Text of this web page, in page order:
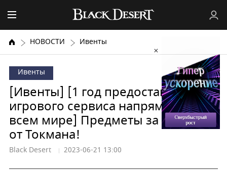
НОВОСТИ Ивенты
Ивенты
[Ивенты] [1 год предоставления
игрового сервиса напрямую во
всем мире] Предметы за серебро
от Токмана!
Black Desert 2023-06-21 13:00